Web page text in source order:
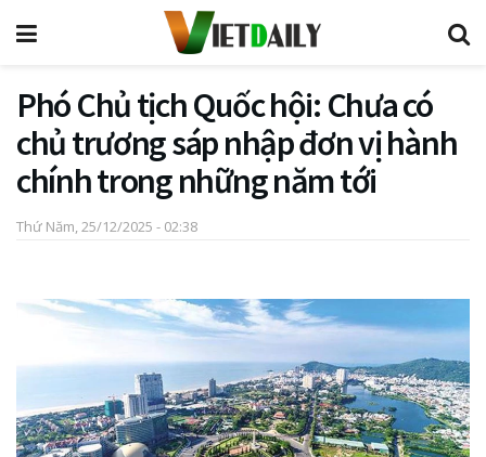
Phó Chủ tịch Quốc hội: Chưa có
chủ trương sáp nhập đơn vị hành
chính trong những năm tới
Thứ Năm, 25/12/2025 - 02:38